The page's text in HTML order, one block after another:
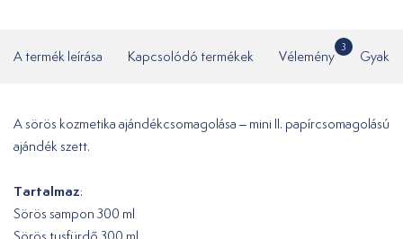
A termék leírása Kapcsolódó termékek Vélemény
3
A sörös kozmetika ajándékcsomagolása – mini II. papírcsomagolású
ajándék szett.
Tartalmaz:
Sörös sampon 300 ml
Sörös tusfürdő 300 ml